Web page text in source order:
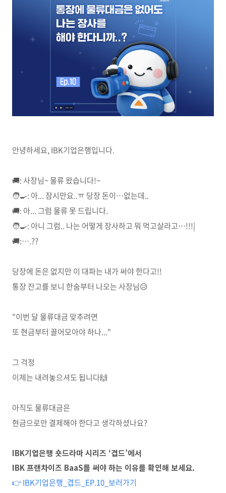
안녕하세요, IBK기업은행입니다.
🚚: 사장님~물류 왔습니다!~
🧑‍🍳: 아... 잠시만요..ㅠ 당장 돈이…없는데..
🚚: 아... 그럼 물류 못 드립니다.
🧑‍🍳: 아니 그럼.. 나는 어떻게 장사하고 뭐 먹고살라고…!!!|
🚚:….??
당장에 돈은 없지만 이 대파는 내가 써야 한다고!!
통장 잔고를 보니 한숨부터 나오는 사장님😥
"이번 달 물류대금 맞추려면
또 현금부터 끌어모아야 하나..."
그 걱정
이제는 내려놓으셔도 됩니다🙌
아직도 물류대금은
현금으로만 결제해야 한다고 생각하셨나요?
IBK기업은행 숏드라마 시리즈 ‘겹드’에서
IBK 프랜차이즈 BaaS를 써야 하는 이유를 확인해 보세요.
👉 IBK기업은행_겹드_EP.10_보러가기